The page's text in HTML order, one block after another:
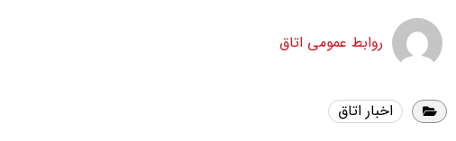
روابط عمومی اتاق
اخبار اتاق